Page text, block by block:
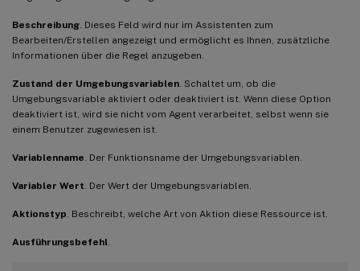
Beschreibung . Dieses Feld wird nur im Assistenten zum
Bearbeiten/Erstellen angezeigt und ermöglicht es Ihnen, zusätzliche
Informationen über die Regel anzugeben.
Zustand der Umgebungsvariablen . Schaltet um, ob die
Umgebungsvariable aktiviert oder deaktiviert ist. Wenn diese Option
deaktiviert ist, wird sie nicht vom Agent verarbeitet, selbst wenn sie
einem Benutzer zugewiesen ist.
Variablenname . Der Funktionsname der Umgebungsvariablen.
Variabler Wert . Der Wert der Umgebungsvariablen.
Aktionstyp . Beschreibt, welche Art von Aktion diese Ressource ist.
Ausführungsbefehl